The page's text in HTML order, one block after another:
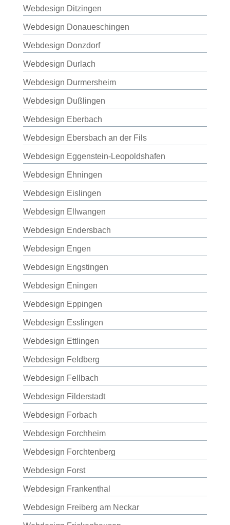
Webdesign Ditzingen
Webdesign Donaueschingen
Webdesign Donzdorf
Webdesign Durlach
Webdesign Durmersheim
Webdesign Dußlingen
Webdesign Eberbach
Webdesign Ebersbach an der Fils
Webdesign Eggenstein-Leopoldshafen
Webdesign Ehningen
Webdesign Eislingen
Webdesign Ellwangen
Webdesign Endersbach
Webdesign Engen
Webdesign Engstingen
Webdesign Eningen
Webdesign Eppingen
Webdesign Esslingen
Webdesign Ettlingen
Webdesign Feldberg
Webdesign Fellbach
Webdesign Filderstadt
Webdesign Forbach
Webdesign Forchheim
Webdesign Forchtenberg
Webdesign Forst
Webdesign Frankenthal
Webdesign Freiberg am Neckar